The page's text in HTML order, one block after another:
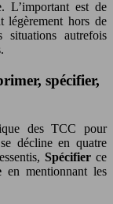
L’important est de
légèrement hors de
autrefois
spécifier,
des TCC pour
décline en quatre
Spécifier ce
en mentionnant les